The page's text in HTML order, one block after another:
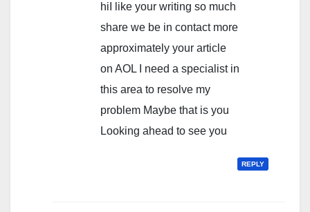
hiI like your writing so much
share we be in contact more
approximately your article
on AOL I need a specialist in
this area to resolve my
problem Maybe that is you
Looking ahead to see you
REPLY